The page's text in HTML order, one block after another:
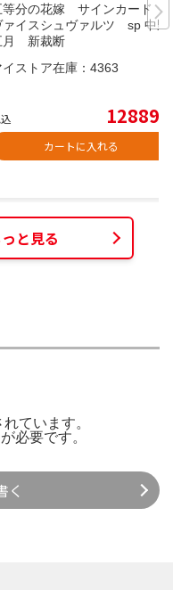
等分の花嫁 サインカード
ァイスシュヴァルツ sp 中野
月 新裁断
イストア在庫： 4363
12889
カートに入れる
と見る
ています。
が必要です。
く